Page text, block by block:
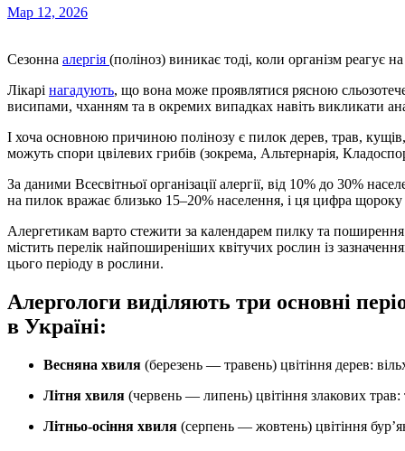
Мар 12, 2026
Сезонна алергія (поліноз) виникає тоді, коли організм реагує
Лікарі нагадують, що вона може проявлятися рясною
висипами, чханням та в окремих випадках навіть викликати
І хоча основною причиною полінозу є пилок дерев, трав,
можуть спори цвілевих грибів (зокрема, Альтернарія,
За даними Всесвітньої організації алергії, від 10% до 30%
на пилок вражає близько 15–20% населення, і ця цифра щороку
Алергетикам варто стежити за календарем пилку та
містить перелік найпоширеніших квітучих рослин із
цього періоду в рослини.
Алергологи виділяють три основні
в Україні:
Весняна хвиля (березень — травень) цвітіння дерев:
Літня хвиля (червень — липень) цвітіння злакових
Літньо-осіння хвиля (серпень — жовтень) цвітіння